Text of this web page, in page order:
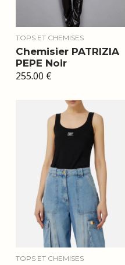
TOPS ET CHEMISES
Chemisier PATRIZIA
PEPE Noir
255.00 €
TOPS ET CHEMISES